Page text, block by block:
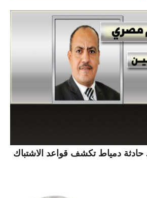
دمياط تكشف قواعد الاشتباك